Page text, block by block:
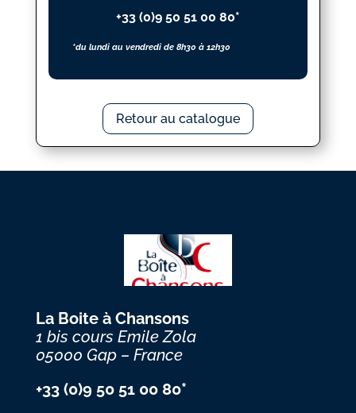
+33 (0)9 50 51 00 80*
*du lundi au vendredi de 8h30 à 12h30
Retour au catalogue
La Boite à Chansons
1 bis cours Emile Zola
05000 Gap – France
+33 (0)9 50 51 00 80*